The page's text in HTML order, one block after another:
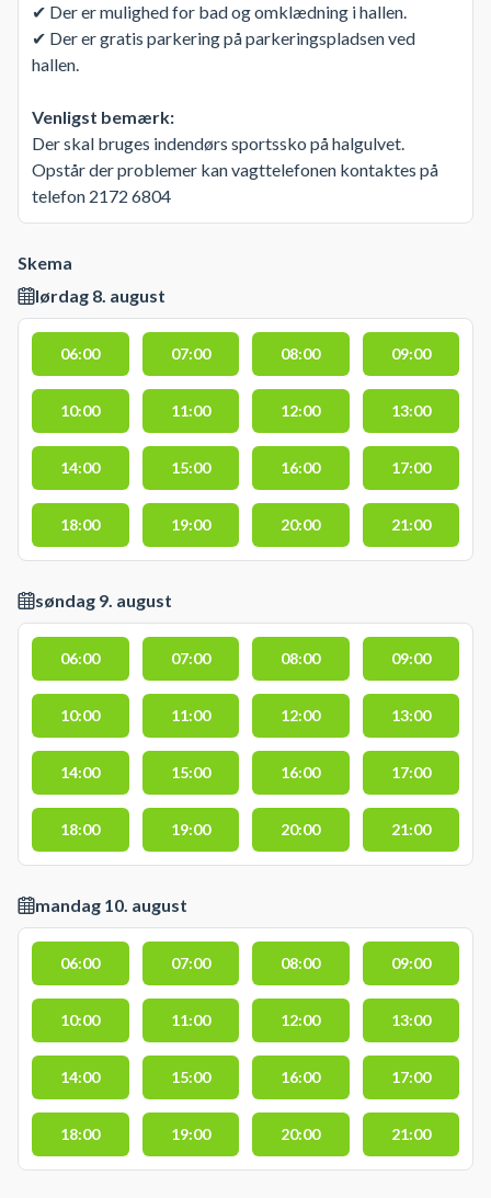
✔ Der er mulighed for bad og omklædning i hallen.
✔ Der er gratis parkering på parkeringspladsen ved
hallen.
Venligst bemærk:
Der skal bruges indendørs sportssko på halgulvet.
Opstår der problemer kan vagttelefonen kontaktes på
telefon 2172 6804
Skema
lørdag 8. august
06:00 07:00 08:00 09:00
10:00 11:00 12:00 13:00
14:00 15:00 16:00 17:00
18:00 19:00 20:00 21:00
søndag 9. august
06:00 07:00 08:00 09:00
10:00 11:00 12:00 13:00
14:00 15:00 16:00 17:00
18:00 19:00 20:00 21:00
mandag 10. august
06:00 07:00 08:00 09:00
10:00 11:00 12:00 13:00
14:00 15:00 16:00 17:00
18:00 19:00 20:00 21:00